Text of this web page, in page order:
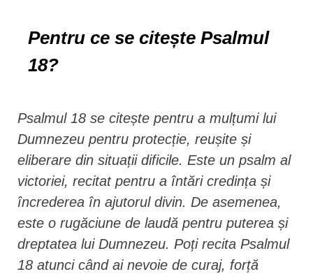
Pentru ce se citește Psalmul
18?
Psalmul 18 se citește pentru a mulțumi lui
Dumnezeu pentru protecție, reușite și
eliberare din situații dificile. Este un psalm al
victoriei, recitat pentru a întări credința și
încrederea în ajutorul divin. De asemenea,
este o rugăciune de laudă pentru puterea și
dreptatea lui Dumnezeu. Poți recita Psalmul
18 atunci când ai nevoie de curaj, forță